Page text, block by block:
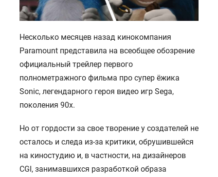
Несколько месяцев назад кинокомпания
Paramount представила на всеобщее обозрение
официальный трейлер первого
полнометражного фильма про супер ёжика
Sonic, легендарного героя видео игр Sega,
поколения 90х.
Но от гордости за свое творение у создателей не
осталось и следа из-за критики, обрушившейся
на киностудию и, в частности, на дизайнеров
CGI, занимавшихся разработкой образа